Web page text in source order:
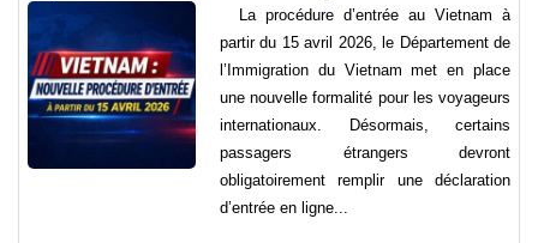
La procédure d’entrée au Vietnam à
partir du 15 avril 2026, le Département de
l’Immigration du Vietnam met en place
une nouvelle formalité pour les voyageurs
internationaux. Désormais, certains
passagers étrangers devront
obligatoirement remplir une déclaration
d’entrée en ligne...